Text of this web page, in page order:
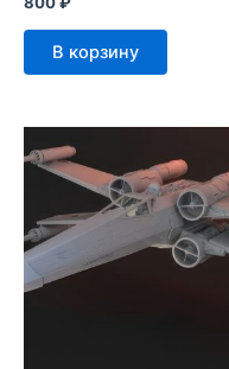
В корзину